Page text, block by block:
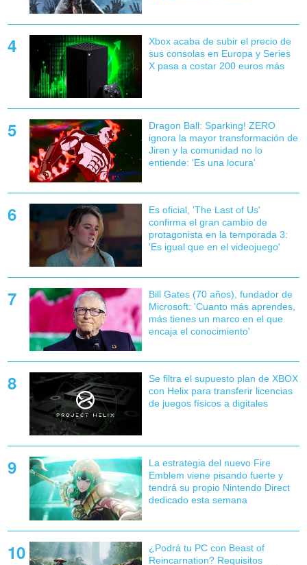
Xbox acaba de subir el precio de
sus consolas en Europa y Series
X pasa a costar 200 euros más
Dragon Ball: Sparking! ZERO
ignora la mayor transformación de
Jiren y la comunidad no lo
entiende: 'Es una locura'
Es oficial, 'The Last of Us'
confirma el gran cambio de
protagonista en la temporada 3:
'Es igual que en el videojuego'
Bill Gates (70 años), fundador de
Microsoft: 'Cuanto más aprendes,
más tienes un marco en el que
encaja el conocimiento'
Se filtra el supuesto plan de XBOX
con Helix para transferir licencias
de juegos físicos a digitales
La estrategia del nuevo Fire
Emblem viene pisando fuerte y
tendrá su propio Nintendo Direct
dedicado esta semana
¿Podrá tu PC con Beast of
Reincarnation? Requisitos